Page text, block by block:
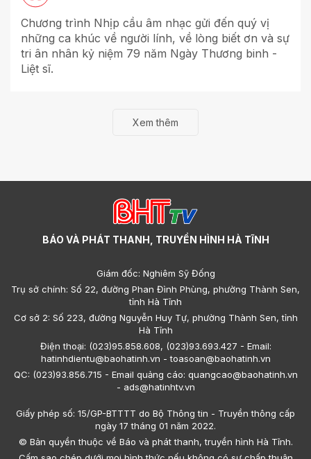
Chương trình Nhịp cầu âm nhạc gửi đến quý vị
những ca khúc về người lính, về lòng biết ơn và sự
tri ân nhân kỷ niệm 79 năm Ngày Thương binh -
Liệt sĩ.
Xem thêm
BÁO VÀ PHÁT THANH, TRUYỀN HÌNH HÀ TĨNH
Giám đốc: Nghiêm Sỹ Đống
Trụ sở chính: Số 22, đường Phan Đình Phùng, phường Thành Sen,
tỉnh Hà Tĩnh
Cơ sở 2: Số 223, đường Nguyễn Huy Tự, phường Thành Sen, tỉnh
Hà Tĩnh
Điện thoại: (023)95.858.608, (023)93.693.427 - Email:
hatinhdientu@baohatinh.vn - toasoan@baohatinh.vn
QC: (023)93.856.715 - Email quảng cáo: quangcao@baohatinh.vn
- ads@hatinhtv.vn
Giấy phép số: 15/GP-BTTTT do Bộ Thông tin - Truyền thông cấp
ngày 17 tháng 01 năm 2022.
© Bản quyền thuộc về Báo và phát thanh, truyền hình Hà Tĩnh.